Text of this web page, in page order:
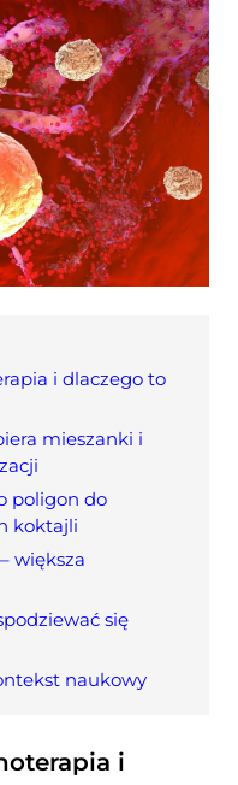
i dlaczego to
mieszanki i
poligon do
koktajli
większa
się
naukowy
i